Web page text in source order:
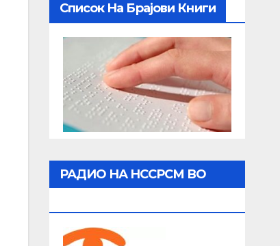
Список На Брајови Книги
РАДИО НА НССРСМ ВО